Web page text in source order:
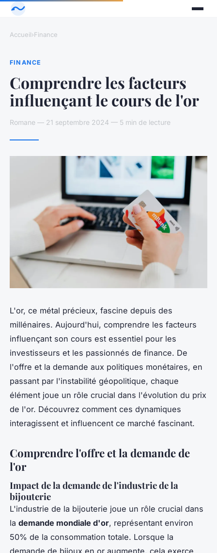
Accueil›Finance
FINANCE
Comprendre les facteurs
influençant le cours de l'or
Romane — 21 septembre 2024 — 5 min de lecture
L'or, ce métal précieux, fascine depuis des
millénaires. Aujourd'hui, comprendre les facteurs
influençant son cours est essentiel pour les
investisseurs et les passionnés de finance. De
l'offre et la demande aux politiques monétaires, en
passant par l'instabilité géopolitique, chaque
élément joue un rôle crucial dans l'évolution du prix
de l'or. Découvrez comment ces dynamiques
interagissent et influencent ce marché fascinant.
Comprendre l'offre et la demande de
l'or
Impact de la demande de l'industrie de la
bijouterie
L'industrie de la bijouterie joue un rôle crucial dans
la demande mondiale d'or, représentant environ
50% de la consommation totale. Lorsque la
demande de bijoux en or augmente, cela exerce